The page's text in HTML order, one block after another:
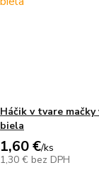
Háčik v tvare
biela
1,60 €/ks
1,30 € bez DPH